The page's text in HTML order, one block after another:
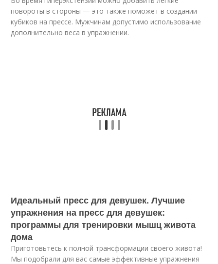
повороты в стороны — это также поможет в создании
кубиков на прессе. Мужчинам допустимо использование
дополнительно веса в упражнении.
Идеальный пресс для девушек. Лучшие
упражнения на пресс для девушек:
программы для тренировки мышц живота
дома
Приготовьтесь к полной трансформации своего живота!
Мы подобрали для вас самые эффективные упражнения